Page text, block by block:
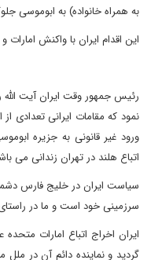
به همراه خانواده) به ابوموسی
این اقدام ایران با واکنش
نمود که مقامات ایرانی تعدادی
ورود غیر قانونی به جزیره
اتباع هلند در تهران زندانی می
سیاست ایران در خلیج فارس
سرزمینی خود است و ما در
ایران اخراج اتباع امارات
گردید و نماینده دائم آن در